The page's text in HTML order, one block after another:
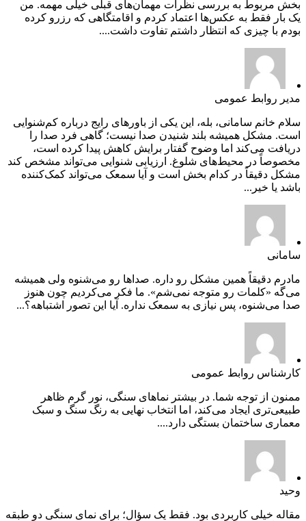
بخش مربوط به بررسی نظرات مهمان‌های قبلی خیلی مهمه. من
یک بار فقط به عکس‌ها اعتماد کردم و اقامتگاهی که رزرو کرده
بودم با چیزی که انتظار داشتم تفاوت داشت....
مدیر روابط عمومی
سلام خانم سامانی، بله، این یکی از باورهای رایج درباره کم‌شنوایی
است. مشکل همیشه بلند شنیدن صدا نیست؛ گاهی فرد صدا را
دریافت می‌کند اما وضوح گفتار برایش کاهش پیدا کرده است،
مخصوصاً در محیط‌های شلوغ. ارزیابی شنوایی می‌تواند مشخص کند
مشکل دقیقاً در کدام بخش است و آیا سمعک می‌تواند کمک‌کننده
باشد یا خیر...
سامانی
مادرم دقیقاً همین مشکل رو داره. صداها رو می‌شنوه ولی همیشه
می‌گه «کلمات رو متوجه نمی‌شم». ما فکر می‌کردیم چون هنوز
صدا می‌شنوه، پس نیازی به سمعک نداره. آیا این تصور اشتباهه؟...
کارشناس روابط عمومی
ممنون از توجه شما. در بیشتر نماهای سنگی، نور گرم ظاهر
طبیعی‌تری ایجاد می‌کند، اما انتخاب نهایی به رنگ سنگ و سبک
معماری ساختمان بستگی دارد....
وحید
مقاله خیلی کاربردی بود. فقط یک سؤال؛ برای نمای سنگی دو طبقه